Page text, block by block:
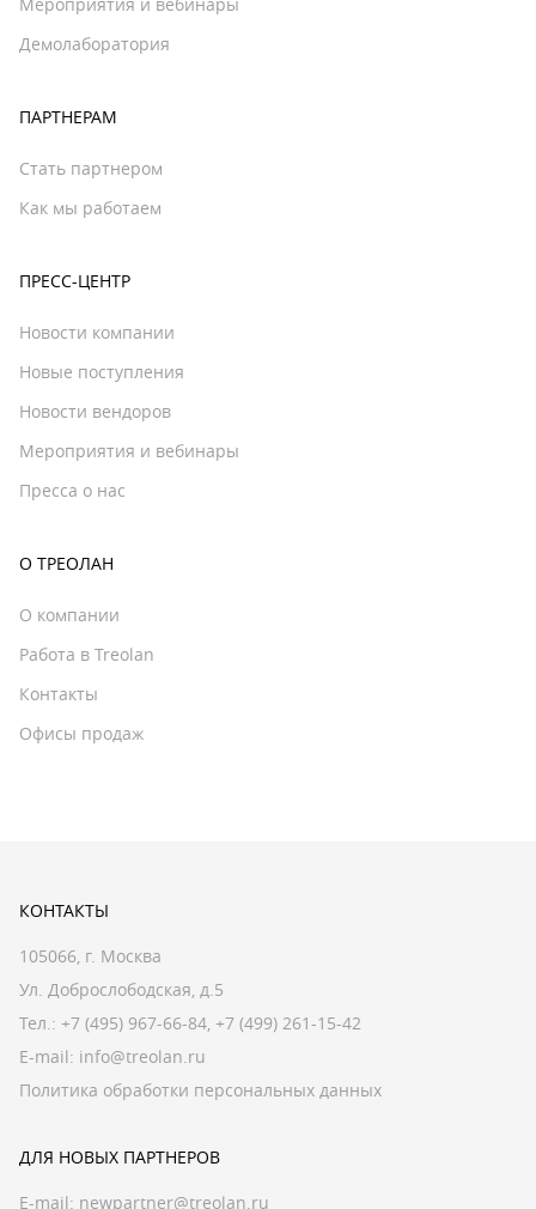
Демолаборатория
ПАРТНЕРАМ
Стать партнером
Как мы работаем
ПРЕСС-ЦЕНТР
Новости компании
Новые поступления
Новости вендоров
Мероприятия и вебинары
Пресса о нас
О ТРЕОЛАН
О компании
Работа в Treolan
Контакты
Офисы продаж
КОНТАКТЫ
105066, г. Москва
Ул. Доброслободская, д.5
Тел.: +7 (495) 967-66-84, +7 (499) 261-15-42
E-mail: info@treolan.ru
Политика обработки персональных данных
ДЛЯ НОВЫХ ПАРТНЕРОВ
E-mail: newpartner@treolan.ru